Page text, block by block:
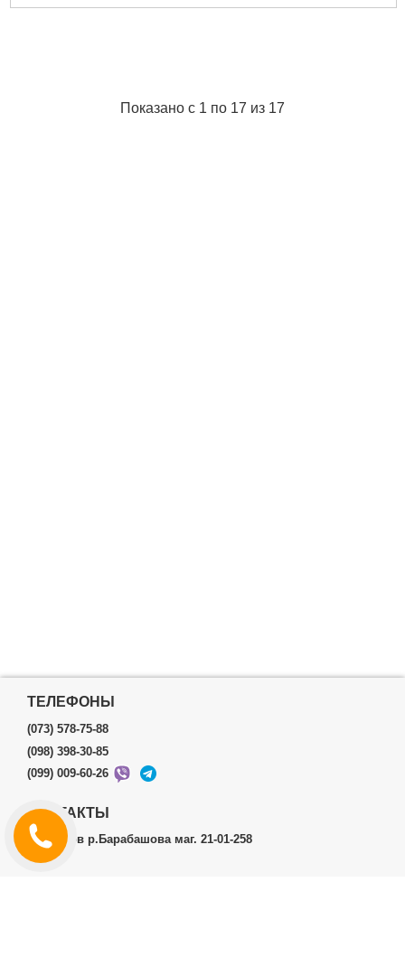
Показано с 1 по 17 из 17
ТЕЛЕФОНЫ
(073) 578-75-88
(098) 398-30-85
(099) 009-60-26
КОНТАКТЫ
г.Харьков р.Барабашова маг. 21-01-258